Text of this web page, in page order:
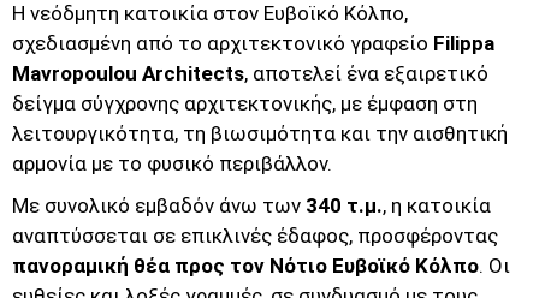
Η νεόδμητη κατοικία στον Ευβοϊκό Κόλπο,
σχεδιασμένη από το αρχιτεκτονικό γραφείο Filippa
Mavropoulou Architects, αποτελεί ένα εξαιρετικό
δείγμα σύγχρονης αρχιτεκτονικής, με έμφαση στη
λειτουργικότητα, τη βιωσιμότητα και την αισθητική
αρμονία με το φυσικό περιβάλλον.
Με συνολικό εμβαδόν άνω των 340 τ.μ., η κατοικία
αναπτύσσεται σε επικλινές έδαφος, προσφέροντας
πανοραμική θέα προς τον Νότιο Ευβοϊκό Κόλπο. Οι